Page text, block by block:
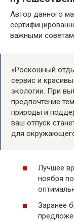
Автор данного
важными
«Роскошный
сервис и
экологии. При
предпочтение
природы и
ваш отпуск
для
Лучшее
ноября
Заранее